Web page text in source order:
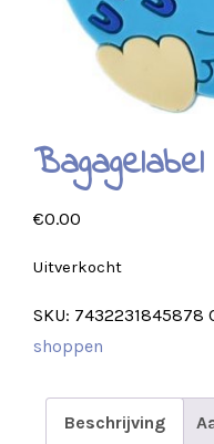
€0.00
Uitverkocht
SKU: 7432231845878
shoppen
Beschrijving